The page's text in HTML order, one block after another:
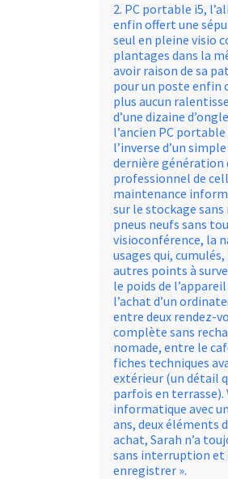
PC portable i5,
enfin offert une
seul en pleine visio
plantages dans la
avoir raison de sa
pour un poste enfin
plus aucun
d’une dizaine
l’ancien PC
l’inverse d’un
dernière génération
professionnel de
maintenance
sur le stockage
pneus neufs sans
visioconférence, la
usages qui,
autres points à
le poids de
l’achat d’un
entre deux rendez-
complète sans
nomade, entre le
fiches techniques
extérieur (un détail
parfois en terrasse).
informatique avec
ans, deux éléments
achat, Sarah n’a
sans interruption et
enregistrer ».